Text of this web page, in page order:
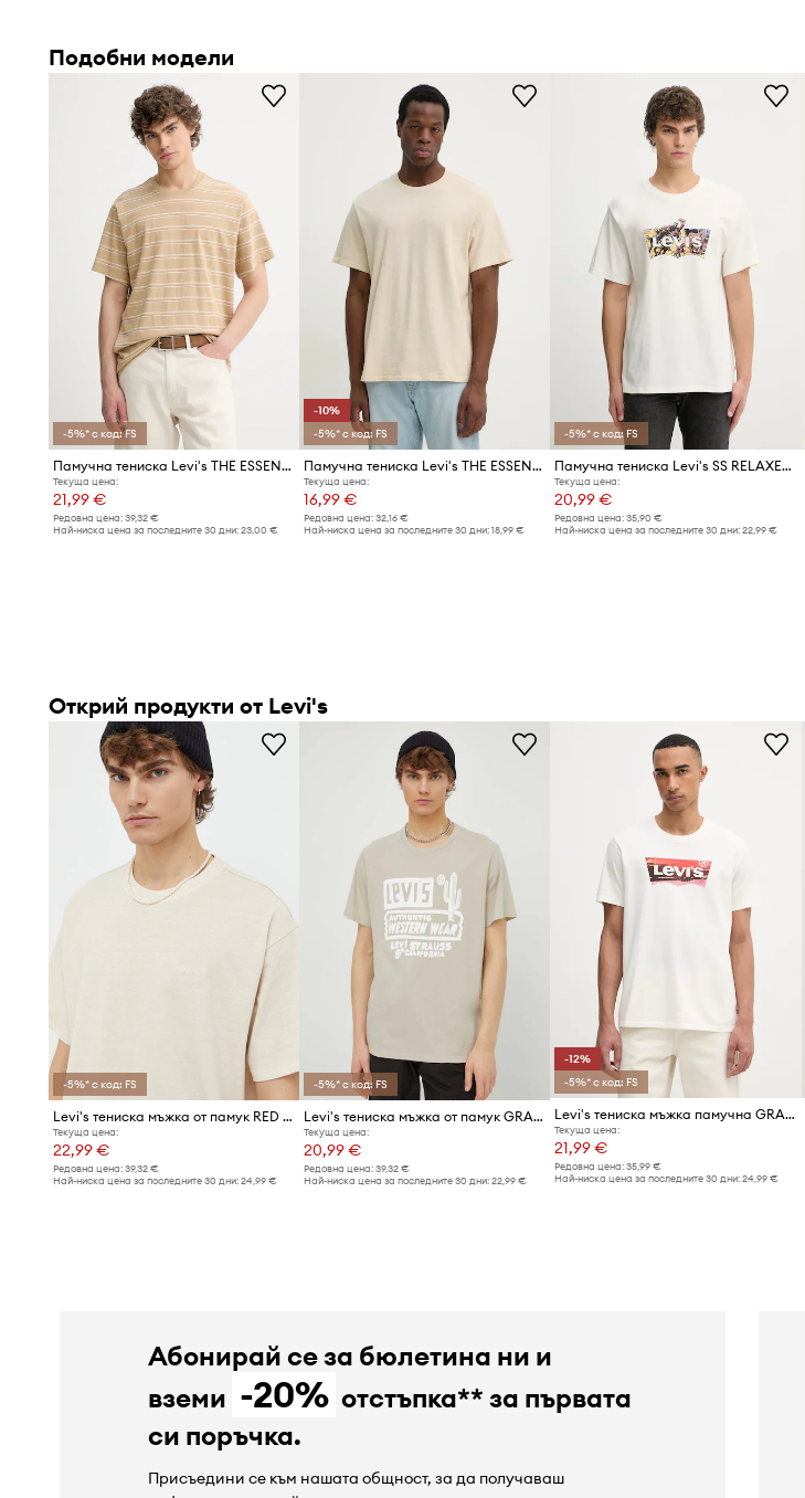
Еластичният материал позволява прилягане по тялото
Ежедневният стил прави модела подходящ за много ежедневни поводи
Облото деколтестои удобно, подчертавайки простотата на кройката
Изчистеният десенулеснява комбинирането с други елементи от
гардероба
Подобни модели
-5%* с код: FS
Памучна тениска Levi's THE ESSENTIAL TEE
Текуща цена:
21,99 €
Редовна цена: 39,32 €
Най-ниска цена за последните 30 дни: 23,00 €
-10%
-5%* с код: FS
Памучна тениска Levi's THE ESSENTIAL TEE
Текуща цена:
16,99 €
Редовна цена:32,16 €
Най-ниска цена за последните 30 дни:18,99 €
-5%* с код: FS
Памучна тениска Levi's SS RELAXED FIT
Текуща цена:
20,99 €
Редовна цена: 35,90 €
Най-ниска цена за последните 30 дни: 22,99 €
Открий продукти от Levi's
-5%* с код: FS
Levi's тениска мъжка от памук RED TAB VINTAGE
Текуща цена:
22,99 €
Редовна цена: 39,32 €
Най-ниска цена за последните 30 дни: 24,99 €
-5%* с код: FS
Levi's тениска мъжка от памук GRAPHIC CREWNECK
Текуща цена:
20,99 €
Редовна цена:39,32 €
Най-ниска цена за последните 30 дни:22,99 €
-12%
-5%* с код: FS
Levi's тениска мъжка памучна GRAPHIC CREWNECK
Текуща цена:
21,99 €
Редовна цена: 35,99 €
Най-ниска цена за последните 30 дни: 24,99 €
Абонирай се за бюлетина ни и
вземи -20% отстъпка** за първата
си поръчка.
Присъедини се към нашата общност, за да получаваш